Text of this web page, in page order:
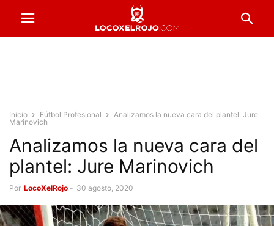
Inicio Fútbol Profesional
Analizamos la nueva cara del plantel: Jure
Marinovich
Analizamos la nueva cara del
plantel: Jure Marinovich
Por LocoXelRojo - 30 agosto, 2020